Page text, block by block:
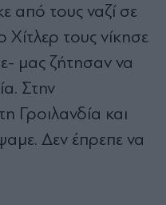
από τους ναζί σε
τους νίκησε
μας ζήτησαν να
Στην
Γροιλανδία και
Δεν έπρεπε να